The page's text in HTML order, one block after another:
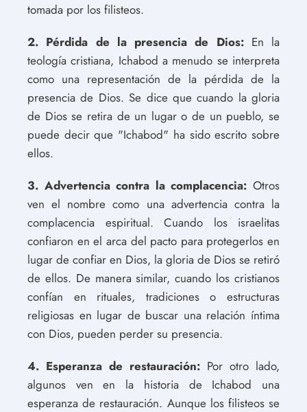
tomada por los filisteos.
2. Pérdida de la presencia de Dios:En la
teología cristiana, Ichabod a menudo se interpreta
como una representación de la pérdida de la
presencia de Dios. Se dice que cuando la gloria
de Dios se retira de un lugar o de un pueblo, se
puede decir que "Ichabod" ha sido escrito sobre
ellos.
3. Advertencia contra la complacencia: Otros
ven el nombre como una advertencia contra la
complacencia espiritual. Cuando los israelitas
confiaron en el arca del pacto para protegerlos en
lugar de confiar en Dios, la gloria de Dios se retiró
de ellos. De manera similar, cuando los cristianos
confían en rituales, tradiciones o estructuras
religiosas en lugar de buscar una relación íntima
con Dios, pueden perder su presencia.
4. Esperanza de restauración: Por otro lado,
algunos ven en la historia de Ichabod una
esperanza de restauración. Aunque los filisteos se